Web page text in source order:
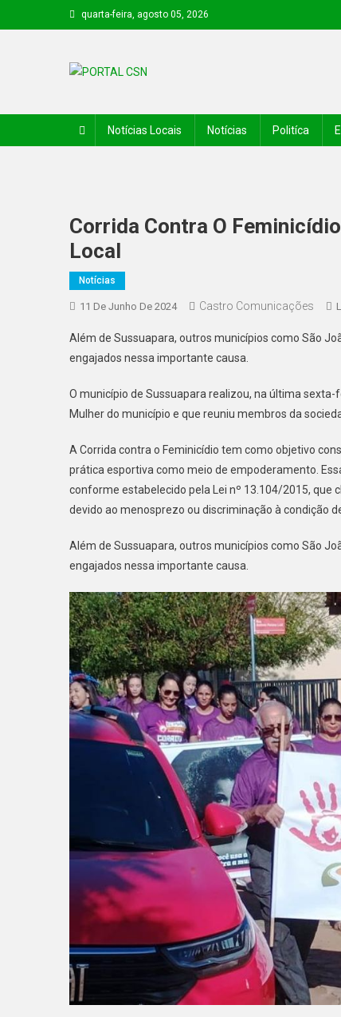
quarta-feira, agosto 05, 2026
Notícias Locais Notícias Politíca
Corrida Contra O
Local
Notícias
11 De Junho De 2024 Castro Comunicações
Além de Sussuapara, outros municípios como São
engajados nessa importante causa.
O município de Sussuapara realizou, na última
Mulher do município e que reuniu membros da
A Corrida contra o Feminicídio tem como objetivo
prática esportiva como meio de empoderamento.
conforme estabelecido pela Lei nº 13.104/2015, que
devido ao menosprezo ou discriminação à condição
Além de Sussuapara, outros municípios como São
engajados nessa importante causa.